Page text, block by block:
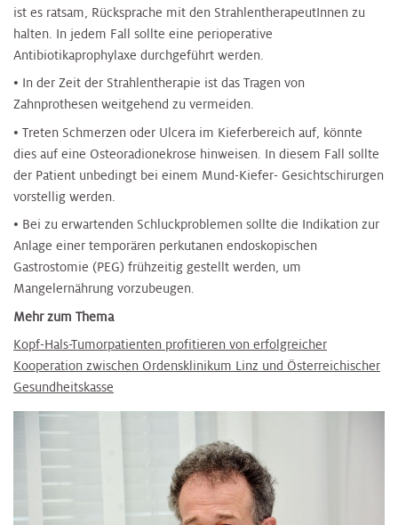
ist es ratsam, Rücksprache mit den StrahlentherapeutInnen zu
halten. In jedem Fall sollte eine perioperative
Antibiotikaprophylaxe durchgeführt werden.
• In der Zeit der Strahlentherapie ist das Tragen von
Zahnprothesen weitgehend zu vermeiden.
• Treten Schmerzen oder Ulcera im Kieferbereich auf, könnte
dies auf eine Osteoradionekrose hinweisen. In diesem Fall sollte
der Patient unbedingt bei einem Mund-Kiefer- Gesichtschirurgen
vorstellig werden.
• Bei zu erwartenden Schluckproblemen sollte die Indikation zur
Anlage einer temporären perkutanen endoskopischen
Gastrostomie (PEG) frühzeitig gestellt werden, um
Mangelernährung vorzubeugen.
Mehr zum Thema
Kopf-Hals-Tumorpatienten profitieren von erfolgreicher
Kooperation zwischen Ordensklinikum Linz und Österreichischer
Gesundheitskasse